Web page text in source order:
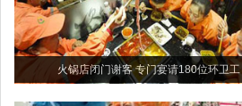
火锅店闭门谢客 专门宴请180位环卫工